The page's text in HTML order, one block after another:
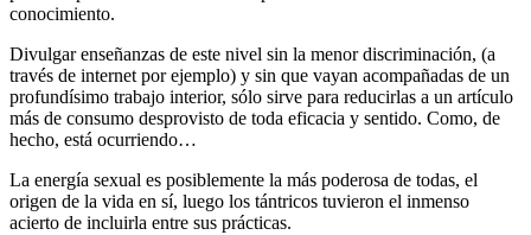
conocimiento.
Divulgar enseñanzas de este nivel sin la menor discriminación, (a
través de internet por ejemplo) y sin que vayan acompañadas de un
profundísimo trabajo interior, sólo sirve para reducirlas a un artículo
más de consumo desprovisto de toda eficacia y sentido. Como, de
hecho, está ocurriendo…
La energía sexual es posiblemente la más poderosa de todas, el
origen de la vida en sí, luego los tántricos tuvieron el inmenso
acierto de incluirla entre sus prácticas.